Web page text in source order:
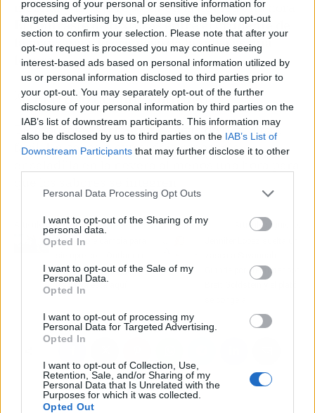
processing of your personal or sensitive information for
targeted advertising by us, please use the below opt-out
section to confirm your selection. Please note that after your
opt-out request is processed you may continue seeing
interest-based ads based on personal information utilized by
us or personal information disclosed to third parties prior to
your opt-out. You may separately opt-out of the further
disclosure of your personal information by third parties on the
IAB’s list of downstream participants. This information may
also be disclosed by us to third parties on the IAB’s List of
Downstream Participants that may further disclose it to other
Personal Data Processing Opt Outs
I want to opt-out of the Sharing of my
personal data.
Opted In
I want to opt-out of the Sale of my
Personal Data.
Opted In
I want to opt-out of processing my
Personal Data for Targeted Advertising.
Opted In
I want to opt-out of Collection, Use,
Retention, Sale, and/or Sharing of my
Personal Data that Is Unrelated with the
Purposes for which it was collected.
Opted Out
mezclar y la dejé reposar en la nevera una hora.
El contraste de texturas entre el crujiente de
la manzana y lo cremoso de la salsa es una
locura.
💡 El truco del almendruco
Tiempo total: 20 minutos. Nivel de dificultad:
fácil. Un consejo extra: deja reposar la
Artículo anterior
Septiembre cambia para
Sangre de mi sangre': el
tráiler ya está aquí
Artículo siguiente
Guthrie por preguntar por